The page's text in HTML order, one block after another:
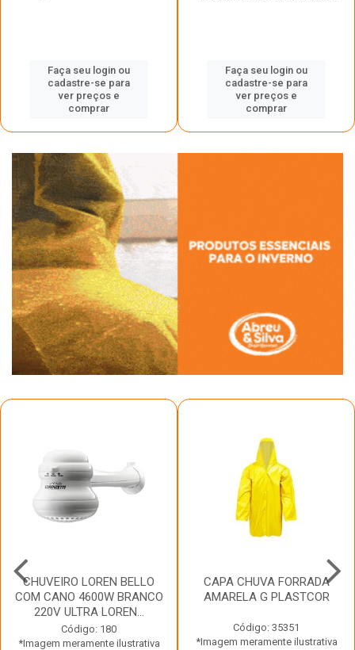
Faça seu login ou
cadastre-se para
ver preços e
comprar
Faça seu login ou
cadastre-se para
ver preços e
comprar
CHUVEIRO LOREN BELLO
COM CANO 4600W BRANCO
220V ULTRA LOREN...
Código: 180
*Imagem meramente ilustrativa
CAPA CHUVA FORRADA
AMARELA G PLASTCOR
Código: 35351
*Imagem meramente ilustrativa